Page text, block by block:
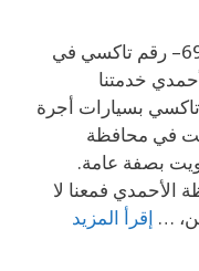
69694241 تاكسي الزور 69694241– رقم تاكسي في
خدمتنا
بسيارات أجرة
في محافظة
بصفة عامة.
الأحمدي فمعنا لا
… إقرأ المزيد